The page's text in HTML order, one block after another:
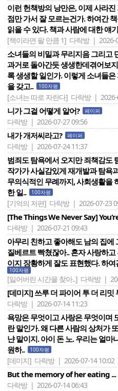
이런 헌책방의 낭만은, 이제 사라
점만 가서 잘 모르는건가. 하여간
읽을 수 있다. 책과 사람에 대한 얘
[책이라면 팔 만큼 1] 다락방 | 2026-
소녀들의 비밀과 무리지음 그리고
과거로 돌아간듯 생생한데겪어보
록 생생할 일인가. 이렇게 소녀들
을 갖고..
100자평
[소녀는 따로 자란다] 다락방 | 2026-
니가 그걸 어떻게 알어? 페이퍼
다락방 | 2026-07-27 09:56
내가 개저씨라고? 페이퍼
다락방 | 2026-07-24 11:37
범죄도 탐욕에서 오지만 죄책감도
작가가 사실감있게 재개발과 탐욕
무의식적인 무례까지, 사회생활을
한 일..
100자평
[기억의 저편] 다락방 | 2026-07-23
[The Things We Never Say]
다락방 | 2026-07-21 09:43
아무리 친하고 좋아해도 남의 집에
질베르트 빡쳤잖아.. 혼자 사랑하
이지 장황하게 잘도 표현했다. 하
100자평
[잃어버린 시간을 찾아..] 다락방 |
[데미지] 쓰루 더 파이어 투 더 리밋
다락방 | 2026-07-14 11:23
욕망은 무엇이고 사랑은 무엇이며
란 말인가. 왜 다른 사람의 상처가
냔 말이지. 아이 돈 노. 우리는 얼
원하..
100자평
[데미지] 다락방 | 2026-07-14 10:02
But the memory of her eating ...
다락방 | 2026-07-14 06:43